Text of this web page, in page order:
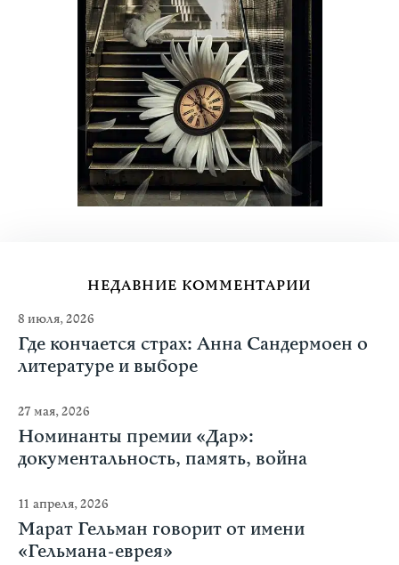
НЕДАВНИЕ КОММЕНТАРИИ
8 июля, 2026
Где кончается страх: Анна Сандермоен о
литературе и выборе
27 мая, 2026
Номинанты премии «Дар»:
документальность, память, война
11 апреля, 2026
Марат Гельман говорит от имени
«Гельмана-еврея»